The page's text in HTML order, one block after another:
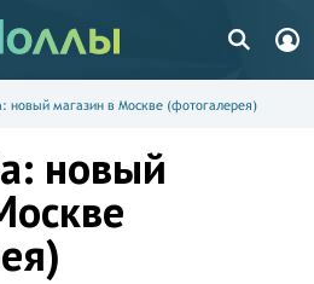
новый магазин в Москве (фотогалерея)
новый